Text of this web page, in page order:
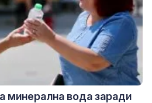
минерална вода заради